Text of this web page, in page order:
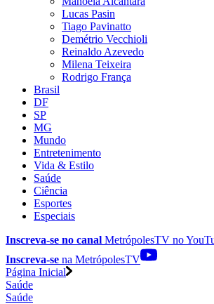
Lucas Pasin
Tiago Pavinatto
Demétrio Vecchioli
Reinaldo Azevedo
Milena Teixeira
Rodrigo França
Brasil
DF
SP
MG
Mundo
Entretenimento
Vida & Estilo
Saúde
Ciência
Esportes
Especiais
Inscreva-se no canal MetrópolesTV no
Inscreva-se na MetrópolesTV
Página Inicial
Saúde
Saúde